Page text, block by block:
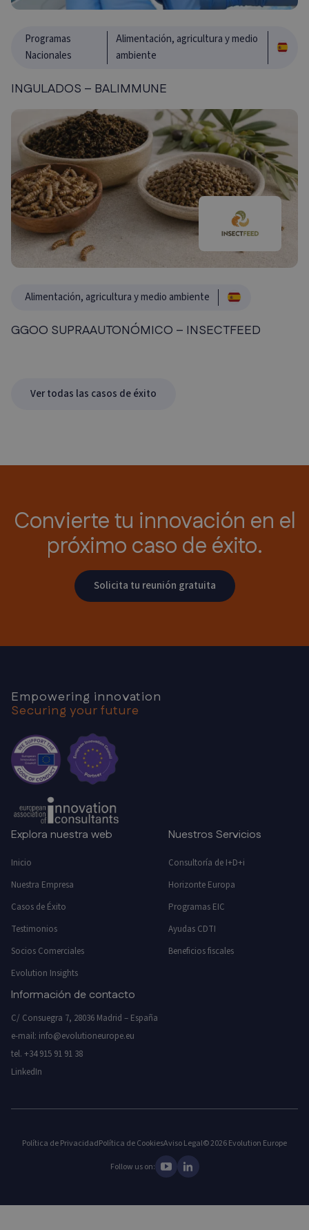
Programas
Nacionales
Alimentación, agricultura y medio
ambiente
INGULADOS – BALIMMUNE
Alimentación, agricultura y medio ambiente
GGOO SUPRAAUTONÓMICO – INSECTFEED
Ver todas las casos de éxito
Convierte tu innovación en el
próximo caso de éxito.
Solicita tu reunión gratuita
Empowering innovation
Securing your future
Explora nuestra web
Inicio
Nuestra Empresa
Casos de Éxito
Testimonios
Socios Comerciales
Evolution Insights
Nuestros Servicios
Consultoría de I+D+i
Horizonte Europa
Programas EIC
Ayudas CDTI
Beneficios fiscales
Información de contacto
C/ Consuegra 7, 28036 Madrid – España
e-mail: info@evolutioneurope.eu
tel. +34 915 91 91 38
LinkedIn
© 2026 Evolution Europe
Política de PrivacidadPolítica de CookiesAviso Legal
Follow us on: